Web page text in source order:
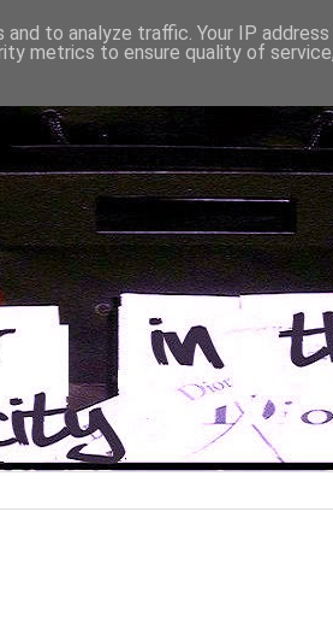
to analyze traffic. Your IP
metrics to ensure quality of